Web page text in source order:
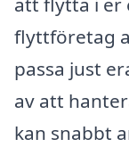
flyttföretag
passa just
av att
kan snabbt